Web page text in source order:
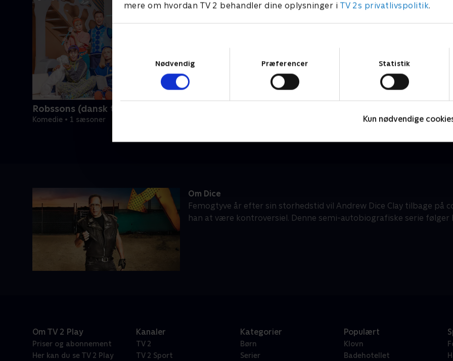
mere om hvordan TV 2 behandler dine oplysninger i TV 2s privatlivspolitik.
Nødvendig
Præferencer Statistik
Kun nødvendige
Robssons (dansk tale)
Komedie • 1 sæsoner
Om Dice
Femogtyve år efter sin storhedstid vil Andrew Dice Clay tilbage på
han at være kontroversiel. Denne semi-autobiografiske serie følger
Om TV 2 Play
Priser og abonnement
Her kan du se TV 2 Play
Kanaler
TV 2
TV 2 Sport
Kategorier
Børn
Serier
Populært
Klovn
Badehotellet